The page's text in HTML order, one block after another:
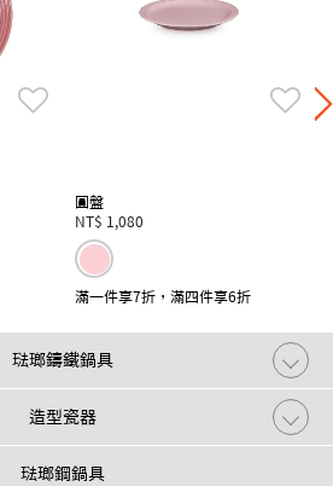
圓盤
NT$ 1,080
滿一件享7折，滿四件享6折
琺瑯鑄鐵鍋具
造型瓷器
琺瑯鋼鍋具